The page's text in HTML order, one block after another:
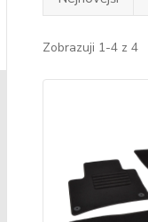
Zobrazuji 1-4 z 4